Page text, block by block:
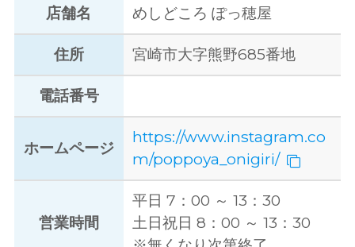
店舗名 めしどころ ぽっ穂屋
住所 宮崎市大字熊野685番地
電話番号
ホームページ
https://www.instagram.co
m/poppoya_onigiri/
営業時間
平日 7：00 ～ 13：30
土日祝日 8：00 ～ 13：30